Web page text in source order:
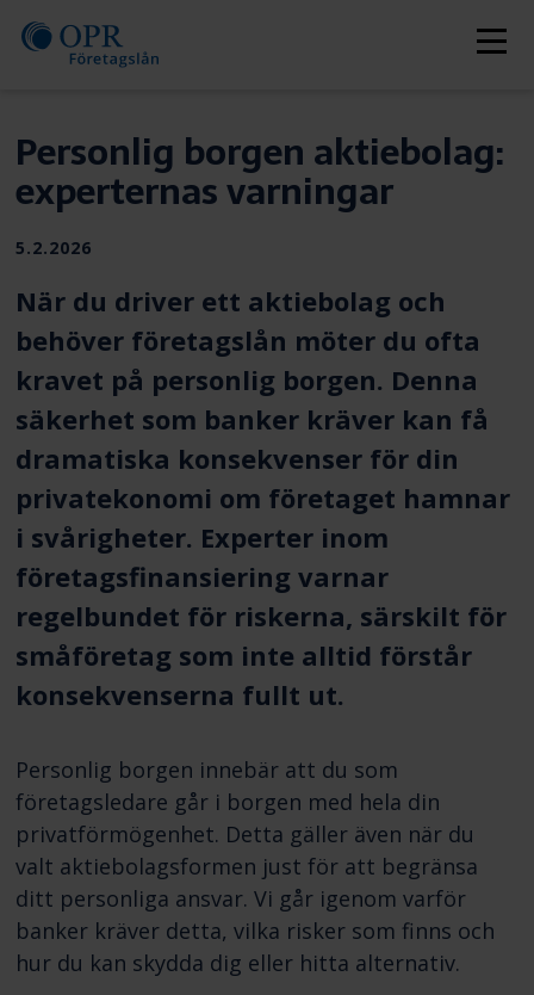
Skip
Personlig borgen aktiebolag:
experternas varningar
Publiceras
5.2.2026
När du driver ett aktiebolag och
behöver företagslån möter du ofta
kravet på personlig borgen. Denna
säkerhet som banker kräver kan få
dramatiska konsekvenser för din
privatekonomi om företaget hamnar
i svårigheter. Experter inom
företagsfinansiering varnar
regelbundet för riskerna, särskilt för
småföretag som inte alltid förstår
konsekvenserna fullt ut.
Personlig borgen innebär att du som
företagsledare går i borgen med hela din
privatförmögenhet. Detta gäller även när du
valt aktiebolagsformen just för att begränsa
ditt personliga ansvar. Vi går igenom varför
banker kräver detta, vilka risker som finns och
hur du kan skydda dig eller hitta alternativ.